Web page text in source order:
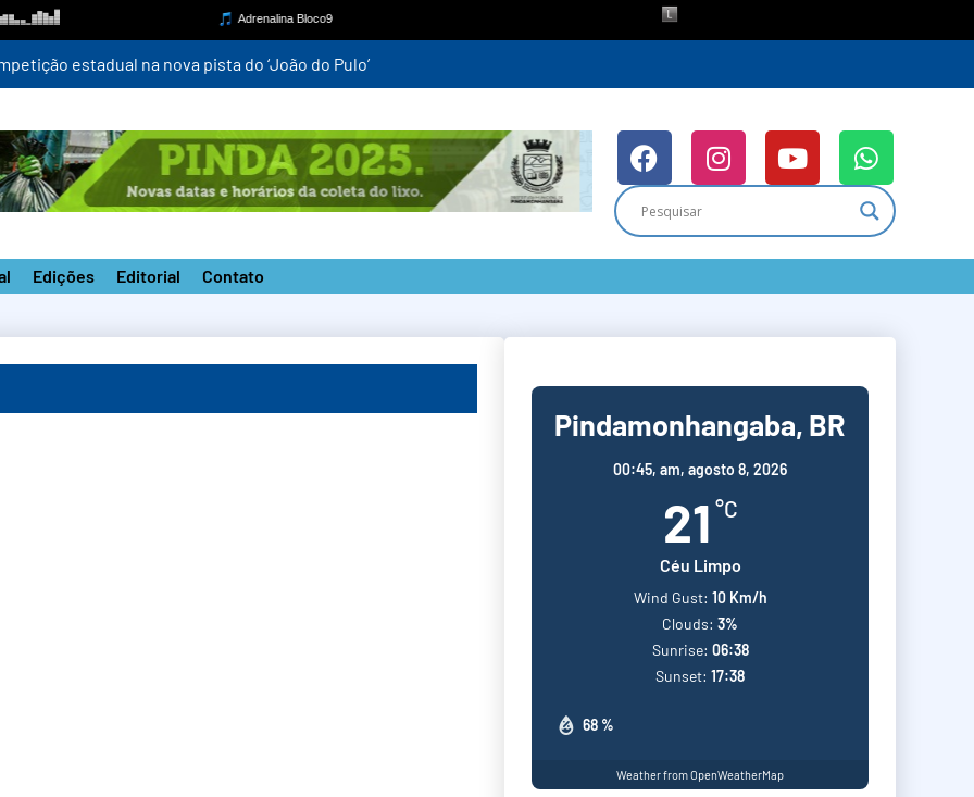
estadual na nova pista do ‘João do Pulo’
Edições Editorial Contato
Pindamonhangaba, BR
00:45, am, agosto 8, 2026
21 °C
Céu Limpo
68 %
Wind Gust: 10 Km/h
Clouds: 3%
Sunrise: 06:38
Sunset: 17:38
Weather from OpenWeatherMap